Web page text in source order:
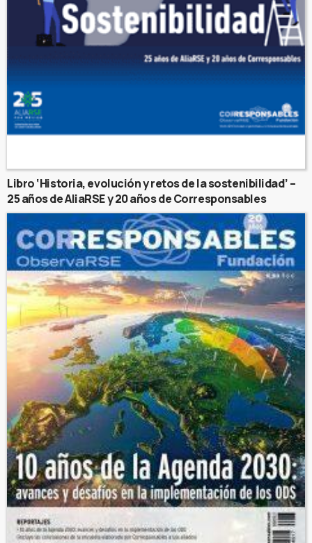
Libro ‘Historia, evolución y retos de la sostenibilidad’ –
25 años de AliaRSE y 20 años de Corresponsables